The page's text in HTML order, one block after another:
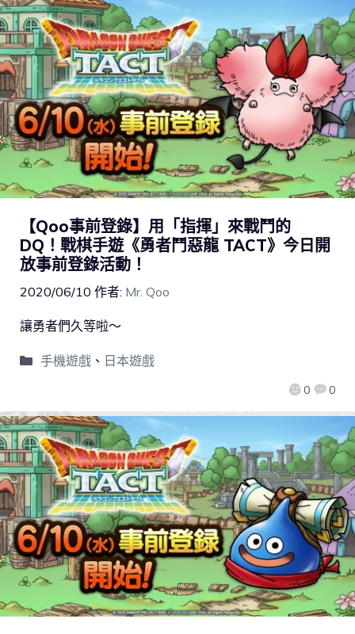
【Qoo事前登錄】用「指揮」來戰鬥的
DQ！戰棋手遊《勇者鬥惡龍 TACT》今日開
放事前登錄活動！
2020/06/10 作者: Mr. Qoo
0 0
讓勇者們久等啦～
手機遊戲、 日本遊戲